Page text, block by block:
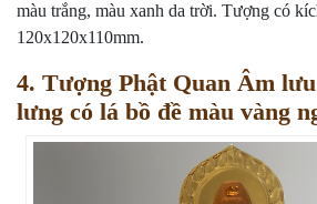
màu trắng, màu xanh da trời. Tượng có
120x120x110mm.
4. Tượng Phật Quan Âm
lưng có lá bồ đề màu vàng